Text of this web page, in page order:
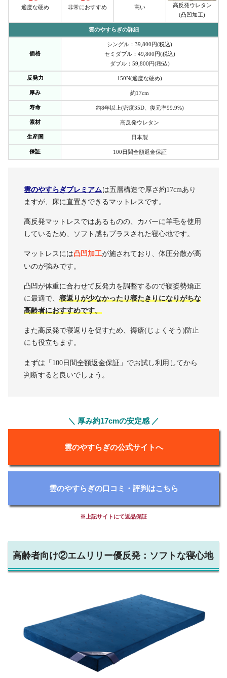
適度な硬め 非常におすすめ 高い
高反発ウレタン
(凸凹加工)
雲のやすらぎの詳細
価格
シングル：39,800円(税込)
セミダブル：49,800円(税込)
ダブル：59,800円(税込)
反発力 150N(適度な硬め)
厚み 約17cm
寿命 約8年以上(密度35D、復元率99.9%)
素材 高反発ウレタン
生産国 日本製
保証 100日間全額返金保証
雲のやすらぎプレミアム は五層構造で厚さ約17cmあり
ますが、床に直置きできるマットレスです。
高反発マットレスではあるものの、カバーに羊毛を使用
しているため、ソフト感もプラスされた寝心地です。
マットレスには凸凹加工が施されており、体圧分散が高
いのが強みです。
凸凹が体重に合わせて反発力を調整するので寝姿勢矯正
に最適で、寝返りが少なかったり寝たきりになりがちな
高齢者におすすめです。
また高反発で寝返りを促すため、褥瘡(じょくそう)防止
にも役立ちます。
まずは「100日間全額返金保証」でお試し利用してから
判断すると良いでしょう。
＼ 厚み約17cmの安定感 ／
雲のやすらぎの公式サイトへ
雲のやすらぎの口コミ・評判はこちら
※上記サイトにて返品保証
高齢者向け②エムリリー優反発：ソフトな寝心地